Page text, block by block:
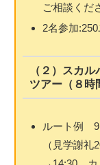
ご相談くだ
2名参加
（２）スカ
ツアー（８時
ルート例
（見学謝